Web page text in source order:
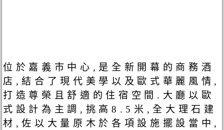
位於嘉義市中心,是全新開幕的商務酒
店,結合了現代美學以及歐式華麗風情,
打造尊榮且舒適的住宿空間.大廳以歐
式設計為主調,挑高8.5米,全大理石建
材,佐以大量原木於各項設施擺設當中,